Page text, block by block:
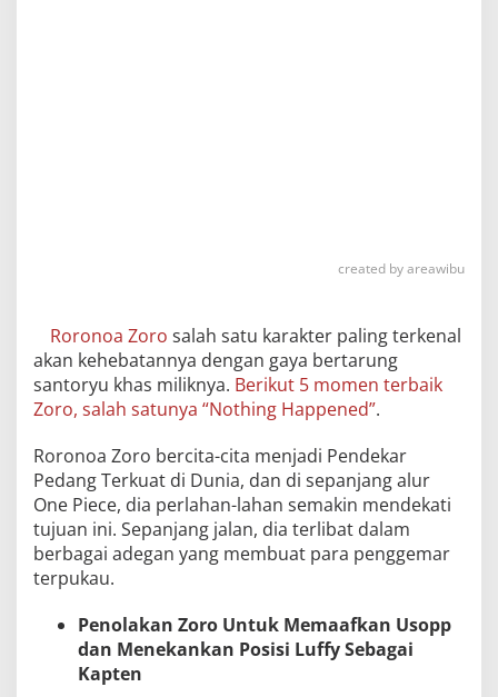
created by areawibu
Roronoa Zoro salah satu karakter paling terkenal
akan kehebatannya dengan gaya bertarung
santoryu khas miliknya. Berikut 5 momen terbaik
Zoro, salah satunya “Nothing Happened”.
Roronoa Zoro bercita-cita menjadi Pendekar
Pedang Terkuat di Dunia, dan di sepanjang alur
One Piece, dia perlahan-lahan semakin mendekati
tujuan ini. Sepanjang jalan, dia terlibat dalam
berbagai adegan yang membuat para penggemar
terpukau.
Penolakan Zoro Untuk Memaafkan Usopp
dan Menekankan Posisi Luffy Sebagai
Kapten